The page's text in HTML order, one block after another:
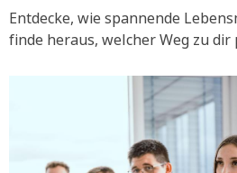
Entdecke, wie spannende
finde heraus, welcher Weg zu dir